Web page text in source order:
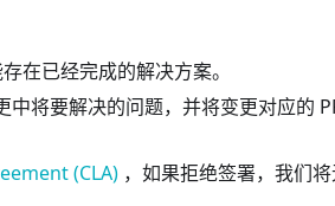
在已经完成的解决方案。
将要解决的问题，并将变更对应的
(CLA) ，如果拒绝签署，我们